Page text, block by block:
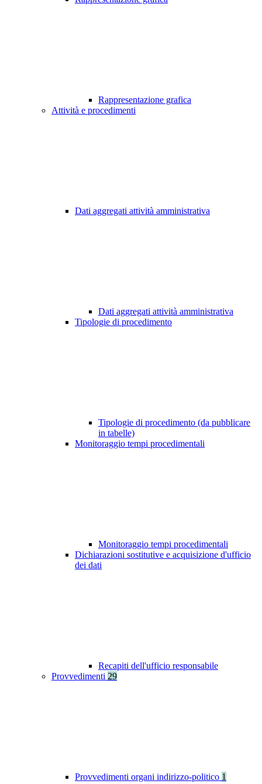
Rappresentazione grafica
Attività e procedimenti
Dati aggregati attività amministrativa
Dati aggregati attività amministrativa
Tipologie di procedimento
Tipologie di procedimento (da pubblicare
in tabelle)
Monitoraggio tempi procedimentali
Monitoraggio tempi procedimentali
Dichiarazioni sostitutive e acquisizione d'ufficio
dei dati
Recapiti dell'ufficio responsabile
Provvedimenti 29
Provvedimenti organi indirizzo-politico 1